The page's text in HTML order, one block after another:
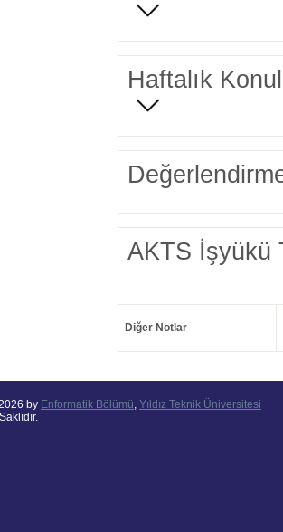
Haftalık
AKTS İşyükü
Diğer Notlar
by Enformatik Bölümü, Yıldız Teknik Üniversitesi